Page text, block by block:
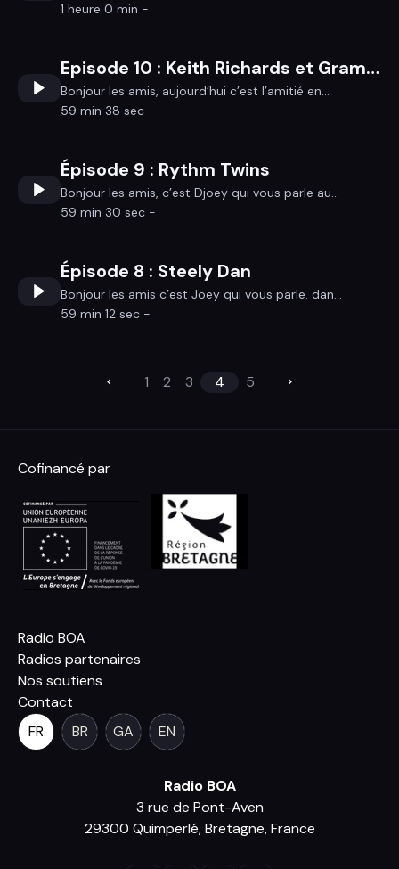
1 heure 0 min -
Episode 10 : Keith Richards et Gram Parsons
Bonjour les amis, aujourd’hui c’est l’amitié en...
59 min 38 sec -
Épisode 9 : Rythm Twins
Bonjour les amis, c’est Djoey qui vous parle au...
59 min 30 sec -
Épisode 8 : Steely Dan
Bonjour les amis c’est Joey qui vous parle. dan...
59 min 12 sec -
1 2 3 4 5
Cofinancé par
Radio BOA
Radios partenaires
Nos soutiens
Contact
FR
BR GA EN
Radio BOA
3 rue de Pont-Aven
29300 Quimperlé, Bretagne, France